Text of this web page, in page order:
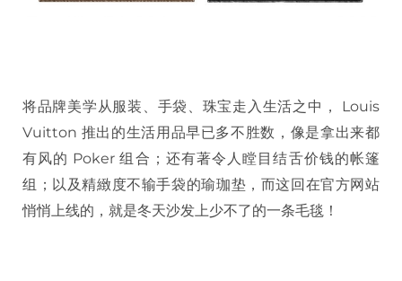
将品牌美学从服装、手袋、珠宝走入生活之中， Louis
Vuitton 推出的生活用品早已多不胜数，像是拿出来都
有风的 Poker 组合；还有著令人瞠目结舌价钱的帐篷
组；以及精緻度不输手袋的瑜珈垫，而这回在官方网站
悄悄上线的，就是冬天沙发上少不了的一条毛毯！